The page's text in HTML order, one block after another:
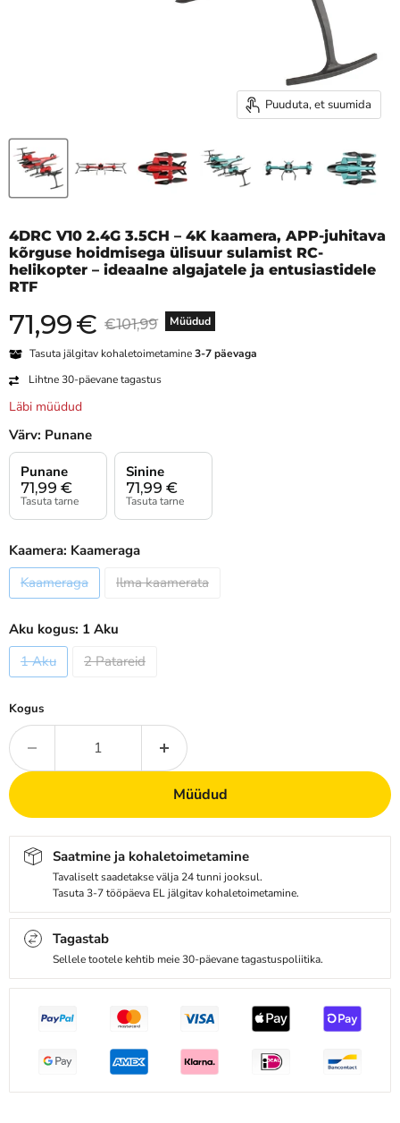
Puuduta, et suumida
4DRC V10 2.4G 3.5CH – 4K kaamera, APP-juhitava
kõrguse hoidmisega ülisuur sulamist RC-
helikopter – ideaalne algajatele ja entusiastidele
RTF
Müüdud
Praegune hind
71,99€ Algne hind
€101,99
Tasuta jälgitav kohaletoimetamine3-7 päevaga
Lihtne 30-päevane tagastus
Läbi müüdud
Värv: Punane
71,99 €
Punane
Tasuta tarne
71,99 €
Sinine
Tasuta tarne
Kaamera: Kaameraga
Kaameraga
Ilma kaamerata
Aku kogus: 1 Aku
1 Aku
2 Patareid
Kogus
Müüdud
Saatmine ja kohaletoimetamine
Tavaliselt saadetakse välja 24 tunni jooksul.
Tasuta 3-7 tööpäeva EL jälgitav kohaletoimetamine.
Tagastab
Sellele tootele kehtib meie 30-päevane tagastuspoliitika.